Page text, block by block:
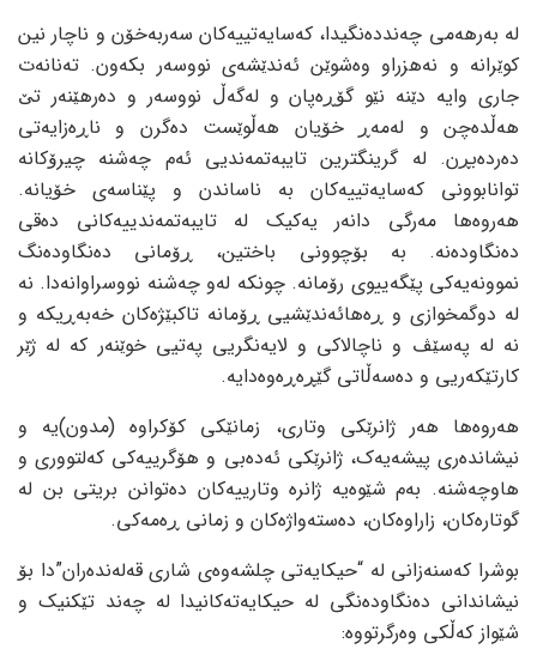
له‌ به‌رهه‌می چه‌ندده‌نگیدا، که‌سایه‌تییه‌کان سه‌ربه‌خۆن و ناچار نین
کوێرانه‌ و نه‌هزراو وه‌شوێن ئه‌ندێشه‌ی نووسه‌ر بکه‌ون. ته‌نانه‌ت
جاری وایه‌ دێنه‌ نێو گۆڕه‌پان و له‌گه‌ڵ نووسه‌ر و ده‌رهێنه‌ر تێ
هه‌ڵده‌چن و له‌مه‌ڕ خۆیان هه‌ڵوێست ده‌گرن و ناڕه‌زایه‌تی
ده‌رده‌بڕن. له‌ گرینگترین تایبه‌تمه‌ندیی ئه‌م چه‌شنه‌ چیرۆکانه‌
توانابوونی که‌سایه‌تییه‌کان به‌ ناساندن و پێناسه‌ی خۆیانه‌.
هه‌روه‌ها مه‌رگی دانه‌ر یه‌کیک له‌ تایبه‌تمه‌ندییه‌کانی ده‌قی
ده‌نگاوده‌نه‌. به‌ بۆچوونی باختین، ڕۆمانی ده‌نگاوده‌نگ
نموونه‌یه‌کی پێگه‌ییوی رۆمانه‌. چونکه‌ له‌و چه‌شنه‌ نووسراوانه‌دا. نه‌
له‌ دوگمخوازی و ڕه‌هائه‌ندێشیی ڕۆمانه‌ تاکبێژه‌کان خه‌به‌ڕیکه‌ و
نه‌ له‌ په‌سێڤ و ناچالاکی و لایه‌نگریی په‌تیی خوێنه‌ر که‌ له‌ ژێر
کارتێکه‌ریی و ده‌سه‌ڵاتی گێڕه‌ڕه‌وه‌دایه‌.
هه‌روه‌ها هه‌ر ژانرێکی وتاری، زمانێکی کۆکراوه‌ (مدون)یه‌ و
نیشانده‌ری پیشه‌یه‌ک، ژانرێکی ئه‌ده‌بی و هۆگرییه‌کی که‌لتووری و
هاوچه‌شنه‌. به‌م شێوه‌یه‌ ژانره‌ وتارییه‌کان ده‌توانن بریتی بن له‌
گوتاره‌کان، زاراوه‌کان، ده‌سته‌واژه‌کان و زمانی ڕه‌مه‌کی.
بوشرا که‌سنه‌زانی له‌ “حیکایه‌تی چلشه‌وه‌ی شاری قه‌له‌نده‌ران”دا بۆ
نیشاندانی ده‌نگاوده‌نگی له‌ حیکایه‌ته‌کانیدا له‌ چه‌ند تێکنیک و
شێواز که‌ڵکی وه‌رگرتووه‌: